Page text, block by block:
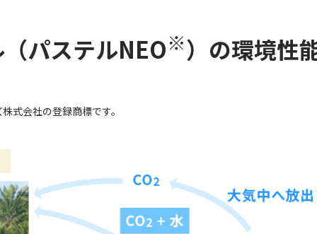
パステルNEO※）の環境性
式会社の登録商標です。